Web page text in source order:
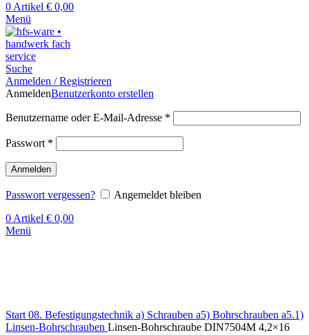
0 Artikel € 0,00
Menü
Suche
Anmelden / Registrieren
AnmeldenBenutzerkonto erstellen
Benutzername oder E-Mail-Adresse *
Passwort *
Anmelden
Passwort vergessen?
Angemeldet bleiben
0 Artikel € 0,00
Menü
Start 08. Befestigungstechnik a) Schrauben a5) Bohrschrauben a5.1)
Linsen-Bohrschrauben Linsen-Bohrschraube DIN7504M 4,2×16